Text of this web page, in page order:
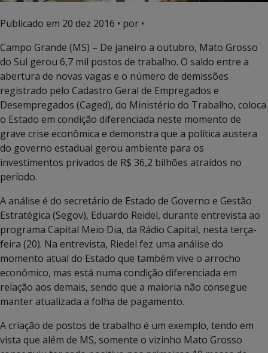
Publicado em 20 dez 2016 • por •
Campo Grande (MS) – De janeiro a outubro, Mato Grosso
do Sul gerou 6,7 mil postos de trabalho. O saldo entre a
abertura de novas vagas e o número de demissões
registrado pelo Cadastro Geral de Empregados e
Desempregados (Caged), do Ministério do Trabalho, coloca
o Estado em condição diferenciada neste momento de
grave crise econômica e demonstra que a política austera
do governo estadual gerou ambiente para os
investimentos privados de R$ 36,2 bilhões atraídos no
período.
A análise é do secretário de Estado de Governo e Gestão
Estratégica (Segov), Eduardo Reidel, durante entrevista ao
programa Capital Meio Dia, da Rádio Capital, nesta terça-
feira (20). Na entrevista, Riedel fez uma análise do
momento atual do Estado que também vive o arrocho
econômico, mas está numa condição diferenciada em
relação aos demais, sendo que a maioria não consegue
manter atualizada a folha de pagamento.
A criação de postos de trabalho é um exemplo, tendo em
vista que além de MS, somente o vizinho Mato Grosso